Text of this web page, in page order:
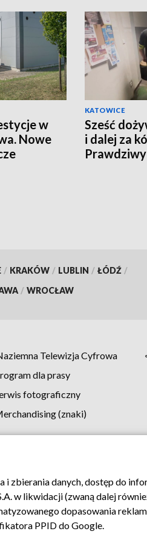
w
Nowe
KATOWICE
Sześć
i dalej za
/ KRAKÓW / LUBLIN / ŁÓDŹ /
/ WROCŁAW
Telewizja Cyfrowa
dla prasy
fotograficzny
(znaki)
reklamy Kontakt
zbierania danych, dostęp do
w likwidacji (zwaną dalej
dopasowania
PPID do Google.